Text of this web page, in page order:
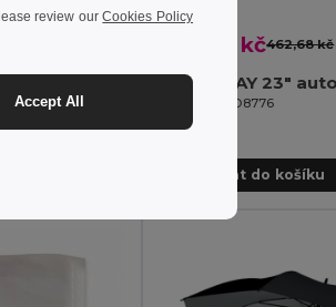
229,03 kč462,68 kč
GiftRetail MO8776
Přidat do košíku
review ourCookies Policy
Accept All